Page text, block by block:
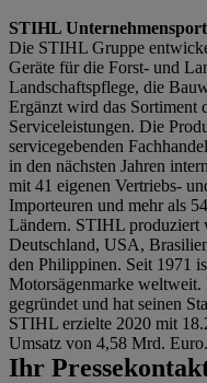
STIHL
Die STIHL Gruppe
Geräte für die Forst- und
Landschaftspflege, die
Ergänzt wird das Sortiment
Serviceleistungen. Die
servicegebenden
in den nächsten Jahren
mit 41 eigenen Vertriebs-
Importeuren und mehr als
Ländern. STIHL produziert
Deutschland, USA,
den Philippinen. Seit 1971
Motorsägenmarke
gegründet und hat seinen
STIHL erzielte 2020 mit
Umsatz von 4,58 Mrd. Euro.
Ihr